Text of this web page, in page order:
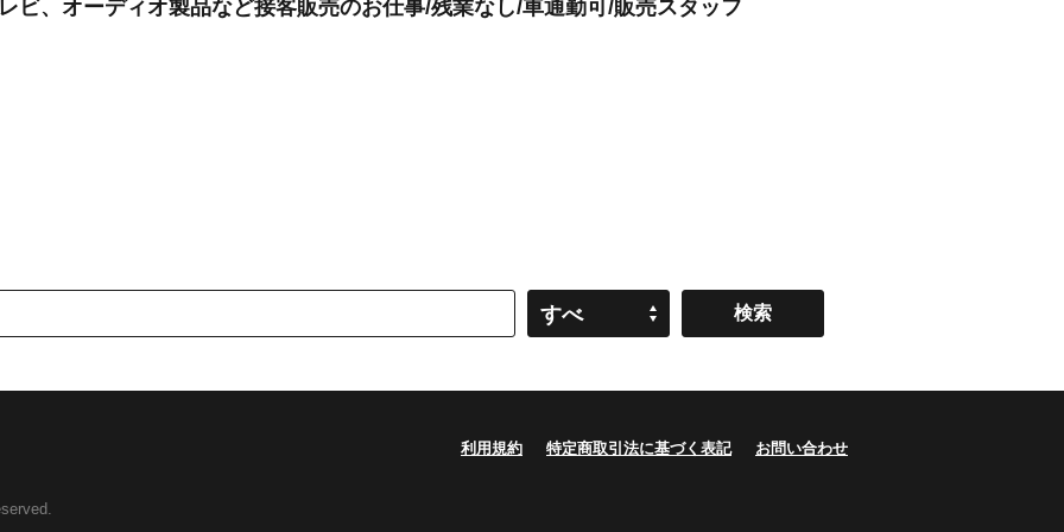
ビ、オーディオ製品など接客販売のお仕事/残業なし/車通勤可/販売スタッフ
すべ
利用規約 特定商取引法に基づく表記 お問い合わせ